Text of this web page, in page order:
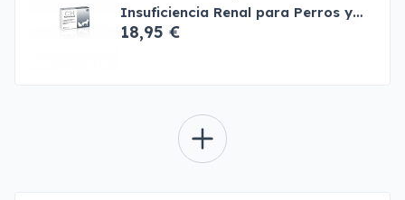
Insuficiencia Renal para Perros y
Gatos
18,95 €